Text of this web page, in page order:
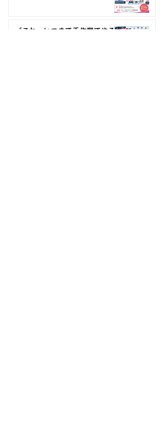
「これ、いつまで手作業でやる